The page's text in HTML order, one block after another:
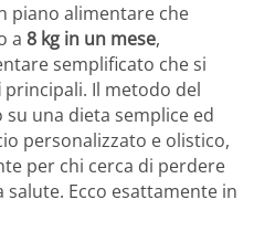
piano alimentare che
a 8 kg in un mese,
semplificato che si
principali. Il metodo del
una dieta semplice ed
personalizzato e olistico,
per chi cerca di perdere
Ecco esattamente in